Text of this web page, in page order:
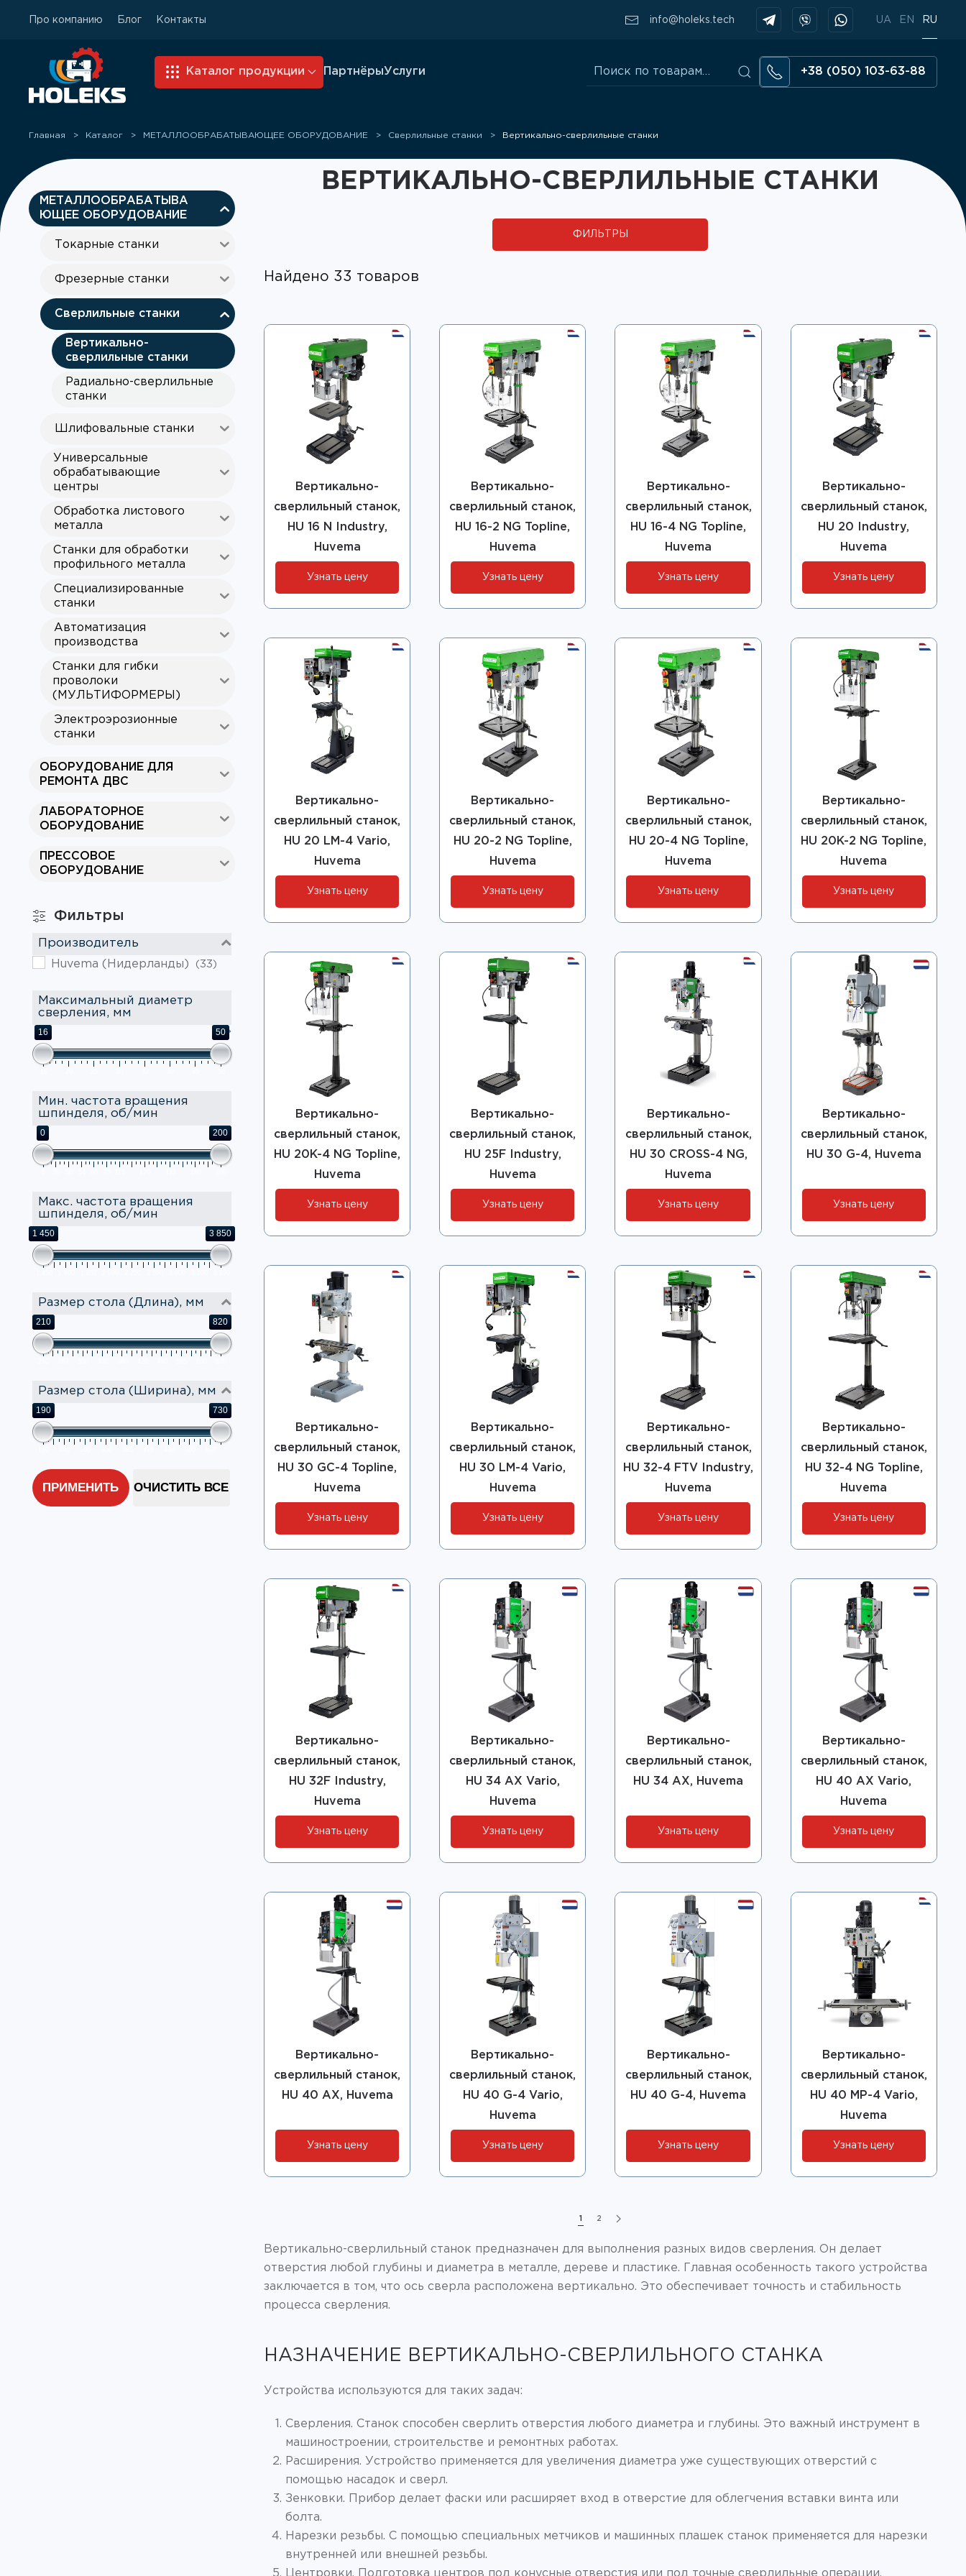
Про компанию Блог Контакты info@holeks.tech UA EN RU
Каталог продукции ПартнёрыУслуги
Искать:
+38 (050) 103-63-88
Главная Каталог МЕТАЛЛООБРАБАТЫВАЮЩЕЕ ОБОРУДОВАНИЕ Сверлильные станки Вертикально-сверлильные станки
МЕТАЛЛООБРАБАТЫВА
ЮЩЕЕ ОБОРУДОВАНИЕ
Токарные станки
Фрезерные станки
Сверлильные станки
Вертикально-
сверлильные станки
Радиально-сверлильные
станки
Шлифовальные станки
Универсальные
обрабатывающие
центры
Обработка листового
металла
Станки для обработки
профильного металла
Специализированные
станки
Автоматизация
производства
Станки для гибки
проволоки
(МУЛЬТИФОРМЕРЫ)
Электроэрозионные
станки
ОБОРУДОВАНИЕ ДЛЯ
РЕМОНТА ДВС
ЛАБОРАТОРНОЕ
ОБОРУДОВАНИЕ
ПРЕССОВОЕ
ОБОРУДОВАНИЕ
Фильтры
Производитель
Huvema (Нидерланды)
(33)
Максимальный диаметр
сверления, мм
16 50
Мин. частота вращения
шпинделя, об/мин
0 200
Макс. частота вращения
шпинделя, об/мин
1 450 3 850
Размер стола (Длина), мм
210 820
Размер стола (Ширина), мм
190 730
ПРИМЕНИТЬ ОЧИСТИТЬ ВСЕ
ВЕРТИКАЛЬНО-СВЕРЛИЛЬНЫЕ СТАНКИ
ФИЛЬТРЫ
Найдено 33 товаров
Вертикально-
сверлильный станок,
HU 16 N Industry,
Huvema
Узнать цену
Вертикально-
сверлильный станок,
HU 16-2 NG Topline,
Huvema
Узнать цену
Вертикально-
сверлильный станок,
HU 16-4 NG Topline,
Huvema
Узнать цену
Вертикально-
сверлильный станок,
HU 20 Industry,
Huvema
Узнать цену
Вертикально-
сверлильный станок,
HU 20 LM-4 Vario,
Huvema
Узнать цену
Вертикально-
сверлильный станок,
HU 20-2 NG Topline,
Huvema
Узнать цену
Вертикально-
сверлильный станок,
HU 20-4 NG Topline,
Huvema
Узнать цену
Вертикально-
сверлильный станок,
HU 20K-2 NG Topline,
Huvema
Узнать цену
Вертикально-
сверлильный станок,
HU 20K-4 NG Topline,
Huvema
Узнать цену
Вертикально-
сверлильный станок,
HU 25F Industry,
Huvema
Узнать цену
Вертикально-
сверлильный станок,
HU 30 CROSS-4 NG,
Huvema
Узнать цену
Вертикально-
сверлильный станок,
HU 30 G-4, Huvema
Узнать цену
Вертикально-
сверлильный станок,
HU 30 GC-4 Topline,
Huvema
Узнать цену
Вертикально-
сверлильный станок,
HU 30 LM-4 Vario,
Huvema
Узнать цену
Вертикально-
сверлильный станок,
HU 32-4 FTV Industry,
Huvema
Узнать цену
Вертикально-
сверлильный станок,
HU 32-4 NG Topline,
Huvema
Узнать цену
Вертикально-
сверлильный станок,
HU 32F Industry,
Huvema
Узнать цену
Вертикально-
сверлильный станок,
HU 34 AX Vario,
Huvema
Узнать цену
Вертикально-
сверлильный станок,
HU 34 AX, Huvema
Узнать цену
Вертикально-
сверлильный станок,
HU 40 AX Vario,
Huvema
Узнать цену
Вертикально-
сверлильный станок,
HU 40 AX, Huvema
Узнать цену
Вертикально-
сверлильный станок,
HU 40 G-4 Vario,
Huvema
Узнать цену
Вертикально-
сверлильный станок,
HU 40 G-4, Huvema
Узнать цену
Вертикально-
сверлильный станок,
HU 40 MP-4 Vario,
Huvema
Узнать цену
1 2
Вертикально-сверлильный станок предназначен для выполнения разных видов сверления. Он делает
отверстия любой глубины и диаметра в металле, дереве и пластике. Главная особенность такого устройства
заключается в том, что ось сверла расположена вертикально. Это обеспечивает точность и стабильность
процесса сверления.
НАЗНАЧЕНИЕ ВЕРТИКАЛЬНО-СВЕРЛИЛЬНОГО СТАНКА
Устройства используются для таких задач:
Сверления. Станок способен сверлить отверстия любого диаметра и глубины. Это важный инструмент в
машиностроении, строительстве и ремонтных работах.
Расширения. Устройство применяется для увеличения диаметра уже существующих отверстий с
помощью насадок и сверл.
Зенковки. Прибор делает фаски или расширяет вход в отверстие для облегчения вставки винта или
болта.
Нарезки резьбы. С помощью специальных метчиков и машинных плашек станок применяется для нарезки
внутренней или внешней резьбы.
Центровки. Подготовка центров под конусные отверстия или под точные сверлильные операции.